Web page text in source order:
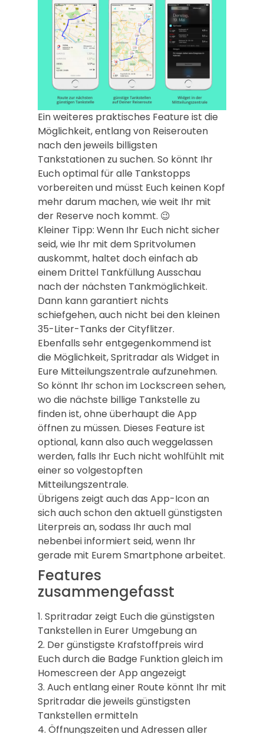
Ein weiteres praktisches Feature ist die
Möglichkeit, entlang von Reiserouten
nach den jeweils billigsten
Tankstationen zu suchen. So könnt Ihr
Euch optimal für alle Tankstopps
vorbereiten und müsst Euch keinen Kopf
mehr darum machen, wie weit Ihr mit
der Reserve noch kommt. 😉
Kleiner Tipp: Wenn Ihr Euch nicht sicher
seid, wie Ihr mit dem Spritvolumen
auskommt, haltet doch einfach ab
einem Drittel Tankfüllung Ausschau
nach der nächsten Tankmöglichkeit.
Dann kann garantiert nichts
schiefgehen, auch nicht bei den kleinen
35-Liter-Tanks der Cityflitzer.
Ebenfalls sehr entgegenkommend ist
die Möglichkeit, Spritradar als Widget in
Eure Mitteilungszentrale aufzunehmen.
So könnt Ihr schon im Lockscreen sehen,
wo die nächste billige Tankstelle zu
finden ist, ohne überhaupt die App
öffnen zu müssen. Dieses Feature ist
optional, kann also auch weggelassen
werden, falls Ihr Euch nicht wohlfühlt mit
einer so volgestopften
Mitteilungszentrale.
Übrigens zeigt auch das App-Icon an
sich auch schon den aktuell günstigsten
Literpreis an, sodass Ihr auch mal
nebenbei informiert seid, wenn Ihr
gerade mit Eurem Smartphone arbeitet.
Features
zusammengefasst
1. Spritradar zeigt Euch die günstigsten
Tankstellen in Eurer Umgebung an
2. Der günstigste Krafstoffpreis wird
Euch durch die Badge Funktion gleich im
Homescreen der App angezeigt
3. Auch entlang einer Route könnt Ihr mit
Spritradar die jeweils günstigsten
Tankstellen ermitteln
4. Öffnungszeiten und Adressen aller